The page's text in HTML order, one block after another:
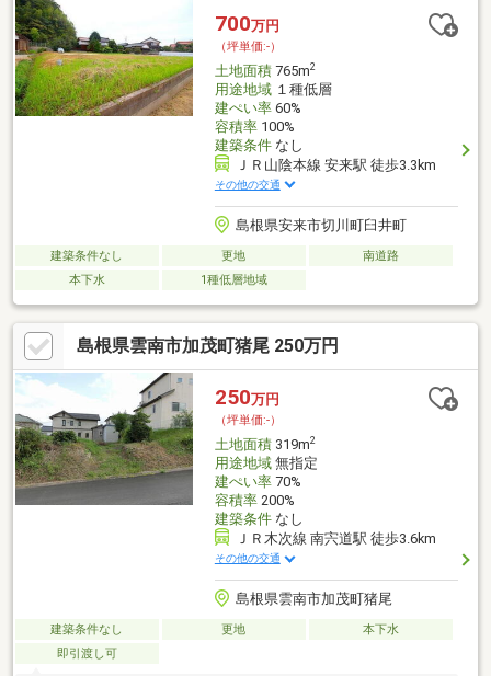
700万円
（坪単価:-）
土地面積765m2
用途地域１種低層
建ぺい率60%
容積率100%
建築条件なし
ＪＲ山陰本線 安来駅 徒歩3.3km
その他の交通
島根県安来市切川町臼井町
建築条件なし 更地
南道路
本下水
1種低層地域
島根県雲南市加茂町猪尾 250万円
250万円
（坪単価:-）
土地面積319m2
用途地域無指定
建ぺい率70%
容積率200%
建築条件なし
ＪＲ木次線 南宍道駅 徒歩3.6km
その他の交通
島根県雲南市加茂町猪尾
建築条件なし 更地
本下水
即引渡し可